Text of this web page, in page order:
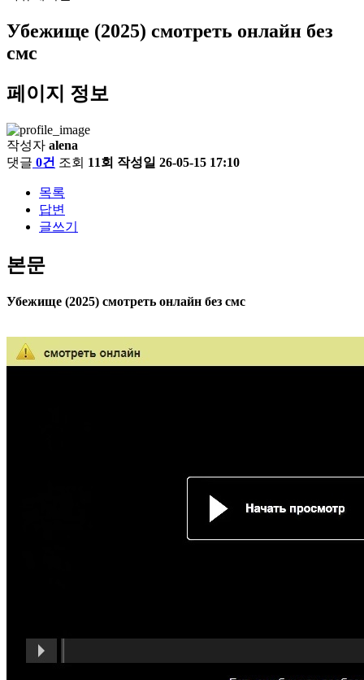
Убежище (2025) смотреть онлайн без
смс
페이지 정보
작성자 alena
댓글 0건 조회 11회 작성일 26-05-15 17:10
목록
답변
글쓰기
본문
Убежище (2025) смотреть онлайн без смс